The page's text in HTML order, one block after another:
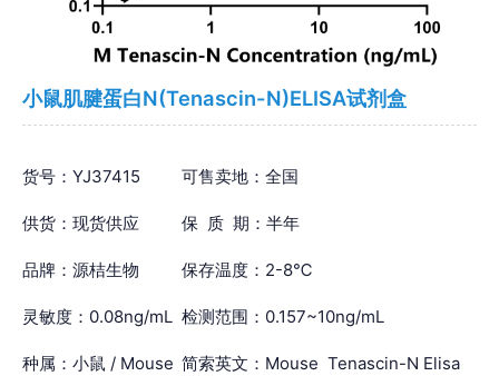
小鼠肌腱蛋白N(Tenascin-N)ELISA试剂盒
货号：YJ37415 可售卖地：全国
供货：现货供应 保 质 期：半年
品牌：源桔生物 保存温度：2-8℃
灵敏度：0.08ng/mL 检测范围：0.157~10ng/mL
种属：小鼠 / Mouse 简索英文：Mouse Tenascin-N Elisa